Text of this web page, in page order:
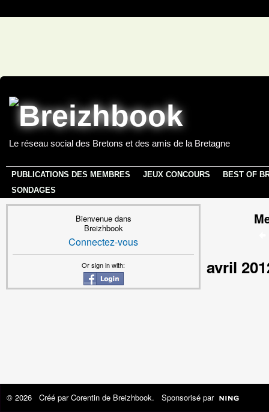
Le réseau social des Bretons et des amis de la Bretagne
PUBLICATIONS DES MEMBRES JEUX CONCOURS
BEST OF
SONDAGES
Bienvenue dans
Breizhbook
Connectez-vous
Or sign in with: avril
© 2026 Créé parCorentin de Breizhbook. Sponsorisé par